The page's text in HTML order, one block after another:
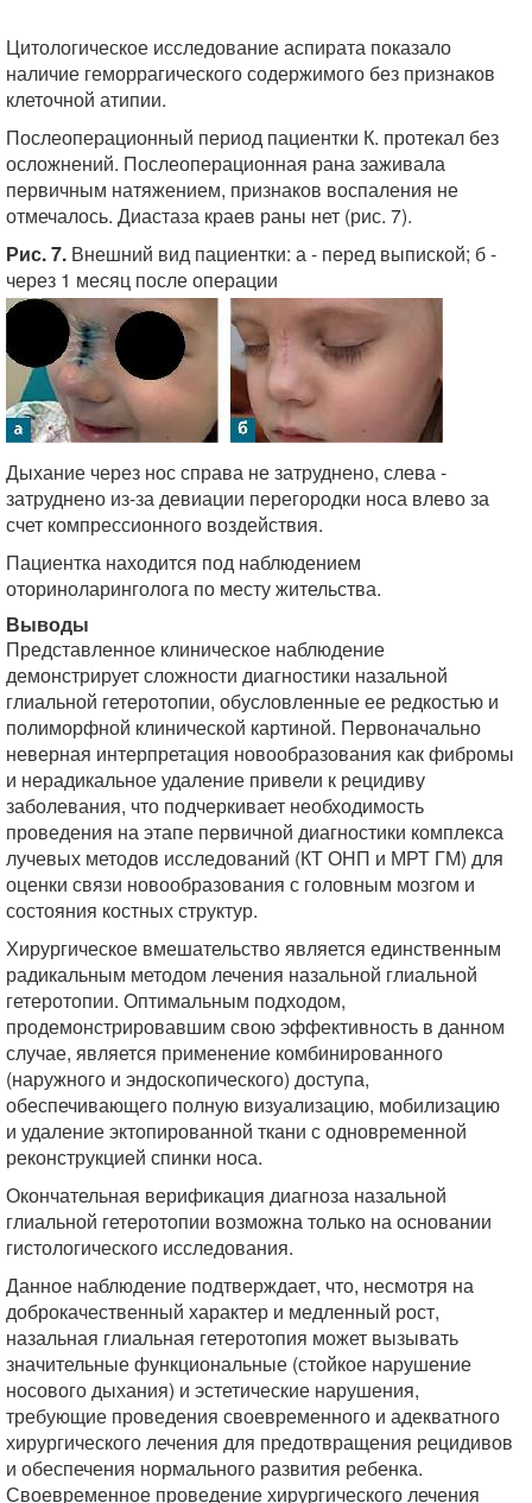
Цитологическое исследование аспирата показало
наличие геморрагического содержимого без признаков
клеточной атипии.
Послеоперационный период пациентки К. протекал без
осложнений. Послеоперационная рана заживала
первичным натяжением, признаков воспаления не
отмечалось. Диастаза краев раны нет (рис. 7).
Рис. 7. Внешний вид пациентки: а - перед выпиской; б -
через 1 месяц после операции
Дыхание через нос справа не затруднено, слева -
затруднено из-за девиации перегородки носа влево за
счет компрессионного воздействия.
Пациентка находится под наблюдением
оториноларинголога по месту жительства.
Выводы
Представленное клиническое наблюдение
демонстрирует сложности диагностики назальной
глиальной гетеротопии, обусловленные ее редкостью и
полиморфной клинической картиной. Первоначально
неверная интерпретация новообразования как фибромы
и нерадикальное удаление привели к рецидиву
заболевания, что подчеркивает необходимость
проведения на этапе первичной диагностики комплекса
лучевых методов исследований (КТ ОНП и МРТ ГМ) для
оценки связи новообразования с головным мозгом и
состояния костных структур.
Хирургическое вмешательство является единственным
радикальным методом лечения назальной глиальной
гетеротопии. Оптимальным подходом,
продемонстрировавшим свою эффективность в данном
случае, является применение комбинированного
(наружного и эндоскопического) доступа,
обеспечивающего полную визуализацию, мобилизацию
и удаление эктопированной ткани с одновременной
реконструкцией спинки носа.
Окончательная верификация диагноза назальной
глиальной гетеротопии возможна только на основании
гистологического исследования.
Данное наблюдение подтверждает, что, несмотря на
доброкачественный характер и медленный рост,
назальная глиальная гетеротопия может вызывать
значительные функциональные (стойкое нарушение
носового дыхания) и эстетические нарушения,
требующие проведения своевременного и адекватного
хирургического лечения для предотвращения рецидивов
и обеспечения нормального развития ребенка.
Своевременное проведение хирургического лечения